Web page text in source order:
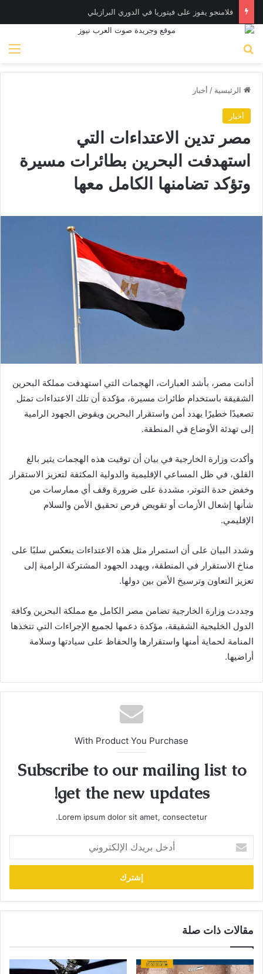
فلامنجو يفوز على فيتوريا في الدوري البرازيلي
الرئيسية / أخبار
أخبار
مصر تدين الاعتداءات التي
استهدفت البحرين بطائرات مسيرة
وتؤكد تضامنها الكامل معها
أدانت مصر، بأشد العبارات، الهجمات التي استهدفت مملكة البحرين
الشقيقة باستخدام طائرات مسيرة، مؤكدة أن تلك الاعتداءات تمثل
تصعيدًا خطيرًا يهدد أمن واستقرار البحرين ويقوض الجهود الرامية
إلى تهدئة الأوضاع في المنطقة.
وأكدت وزارة الخارجية في بيان أن توقيت هذه الهجمات يثير بالغ
القلق، في ظل المساعي الإقليمية والدولية المكثفة لتعزيز الاستقرار
وخفض حدة التوتر، مشددة على ضرورة وقف أي ممارسات من
شأنها إشعال الأزمات أو تقويض فرص تحقيق الأمن والسلام
الإقليمي.
وشدد البيان على أن استمرار مثل هذه الاعتداءات ينعكس سلبًا على
مناخ الاستقرار في المنطقة، ويهدد الجهود المشتركة الرامية إلى
تعزيز التعاون وترسيخ الأمن بين دولها.
وجددت وزارة الخارجية تضامن مصر الكامل مع مملكة البحرين وكافة
الدول الخليجية الشقيقة، مؤكدة دعمها لجميع الإجراءات التي تتخذها
المنامة لحماية أمنها واستقرارها والحفاظ على سيادتها وسلامة
أراضيها.
With Product You Purchase
Subscribe to our mailing list to
get the new updates!
Lorem ipsum dolor sit amet, consectetur.
بريدك
الإلكتروني
مقالات ذات صلة